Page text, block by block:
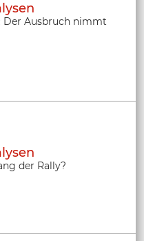
Der Ausbruch nimmt
der Rally?